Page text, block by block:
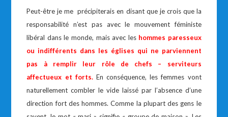
Peut-être je me précipiterais en disant que je crois que la
responsabilité n’est pas avec le mouvement féministe
libéral dans le monde, mais avec les hommes paresseux
ou indifférents dans les églises qui ne parviennent
pas à remplir leur rôle de chefs – serviteurs
affectueux et forts.En conséquence, les femmes vont
naturellement combler le vide laissé par l’absence d’une
direction fort des hommes. Comme la plupart des gens le